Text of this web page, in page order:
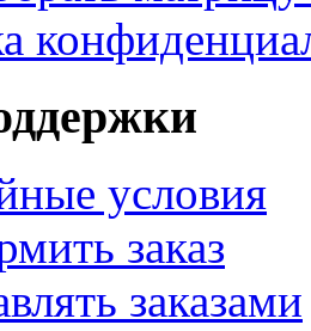
условия
заказ
заказами